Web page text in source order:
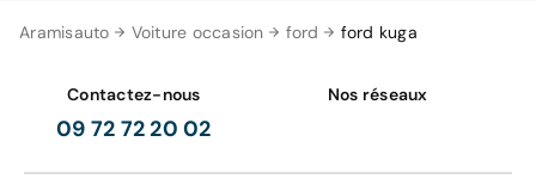
Aramisauto Voiture occasion ford ford kuga
Kuga d’occasion reconditionnée, que ce soit en moteur
rechargeable.
Parmi sa large offre de Ford Kuga d’occasion,
Contactez-nous
09 72 72 20 02
Nos réseaux